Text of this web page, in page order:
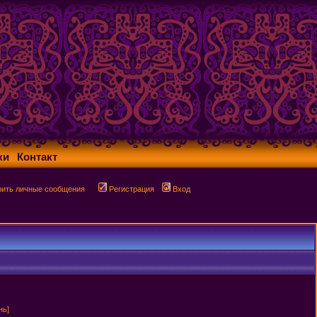
Контакт
личные сообщения Регистрация Вход